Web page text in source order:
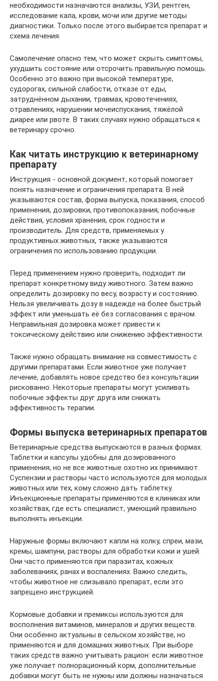
необходимости назначаются анализы, УЗИ, рентген,
исследование кала, крови, мочи или другие методы
диагностики. Только после этого выбирается препарат и
схема лечения.
Самолечение опасно тем, что может скрыть симптомы,
ухудшить состояние или отсрочить правильную помощь.
Особенно это важно при высокой температуре,
судорогах, сильной слабости, отказе от еды,
затруднённом дыхании, травмах, кровотечениях,
отравлениях, нарушении мочеиспускания, тяжёлой
диарее или рвоте. В таких случаях нужно обращаться к
ветеринару срочно.
Как читать инструкцию к ветеринарному
препарату
Инструкция - основной документ, который помогает
понять назначение и ограничения препарата. В ней
указываются состав, форма выпуска, показания, способ
применения, дозировки, противопоказания, побочные
действия, условия хранения, срок годности и
производитель. Для средств, применяемых у
продуктивных животных, также указываются
ограничения по использованию продукции.
Перед применением нужно проверить, подходит ли
препарат конкретному виду животного. Затем важно
определить дозировку по весу, возрасту и состоянию.
Нельзя увеличивать дозу в надежде на более быстрый
эффект или уменьшать её без согласования с врачом.
Неправильная дозировка может привести к
токсическому действию или снижению эффективности.
Также нужно обращать внимание на совместимость с
другими препаратами. Если животное уже получает
лечение, добавлять новое средство без консультации
рискованно. Некоторые препараты могут усиливать
побочные эффекты друг друга или снижать
эффективность терапии.
Формы выпуска ветеринарных препаратов
Ветеринарные средства выпускаются в разных формах.
Таблетки и капсулы удобны для дозированного
применения, но не все животные охотно их принимают.
Суспензии и растворы часто используются для молодых
животных или тех, кому сложно дать таблетку.
Инъекционные препараты применяются в клиниках или
хозяйствах, где есть специалист, умеющий правильно
выполнять инъекции.
Наружные формы включают капли на холку, спреи, мази,
кремы, шампуни, растворы для обработки кожи и ушей.
Они часто применяются при паразитах, кожных
заболеваниях, ранах и воспалениях. Важно следить,
чтобы животное не слизывало препарат, если это
запрещено инструкцией.
Кормовые добавки и премиксы используются для
восполнения витаминов, минералов и других веществ.
Они особенно актуальны в сельском хозяйстве, но
применяются и для домашних животных. При выборе
таких средств важно учитывать рацион: если животное
уже получает полнорационный корм, дополнительные
добавки могут быть не нужны или должны назначаться